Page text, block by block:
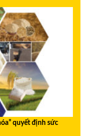
quyết định sức